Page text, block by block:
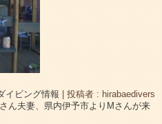
イビング情報
投稿者 : hirabaedivers
ん夫妻、県内伊予市よりMさんが来